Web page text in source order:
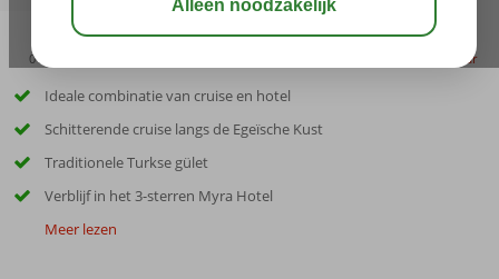
01:30 bewaar
Ideale combinatie van cruise en hotel
Schitterende cruise langs de Egeïsche Kust
Traditionele Turkse gület
Verblijf in het 3-sterren Myra Hotel
Meer lezen